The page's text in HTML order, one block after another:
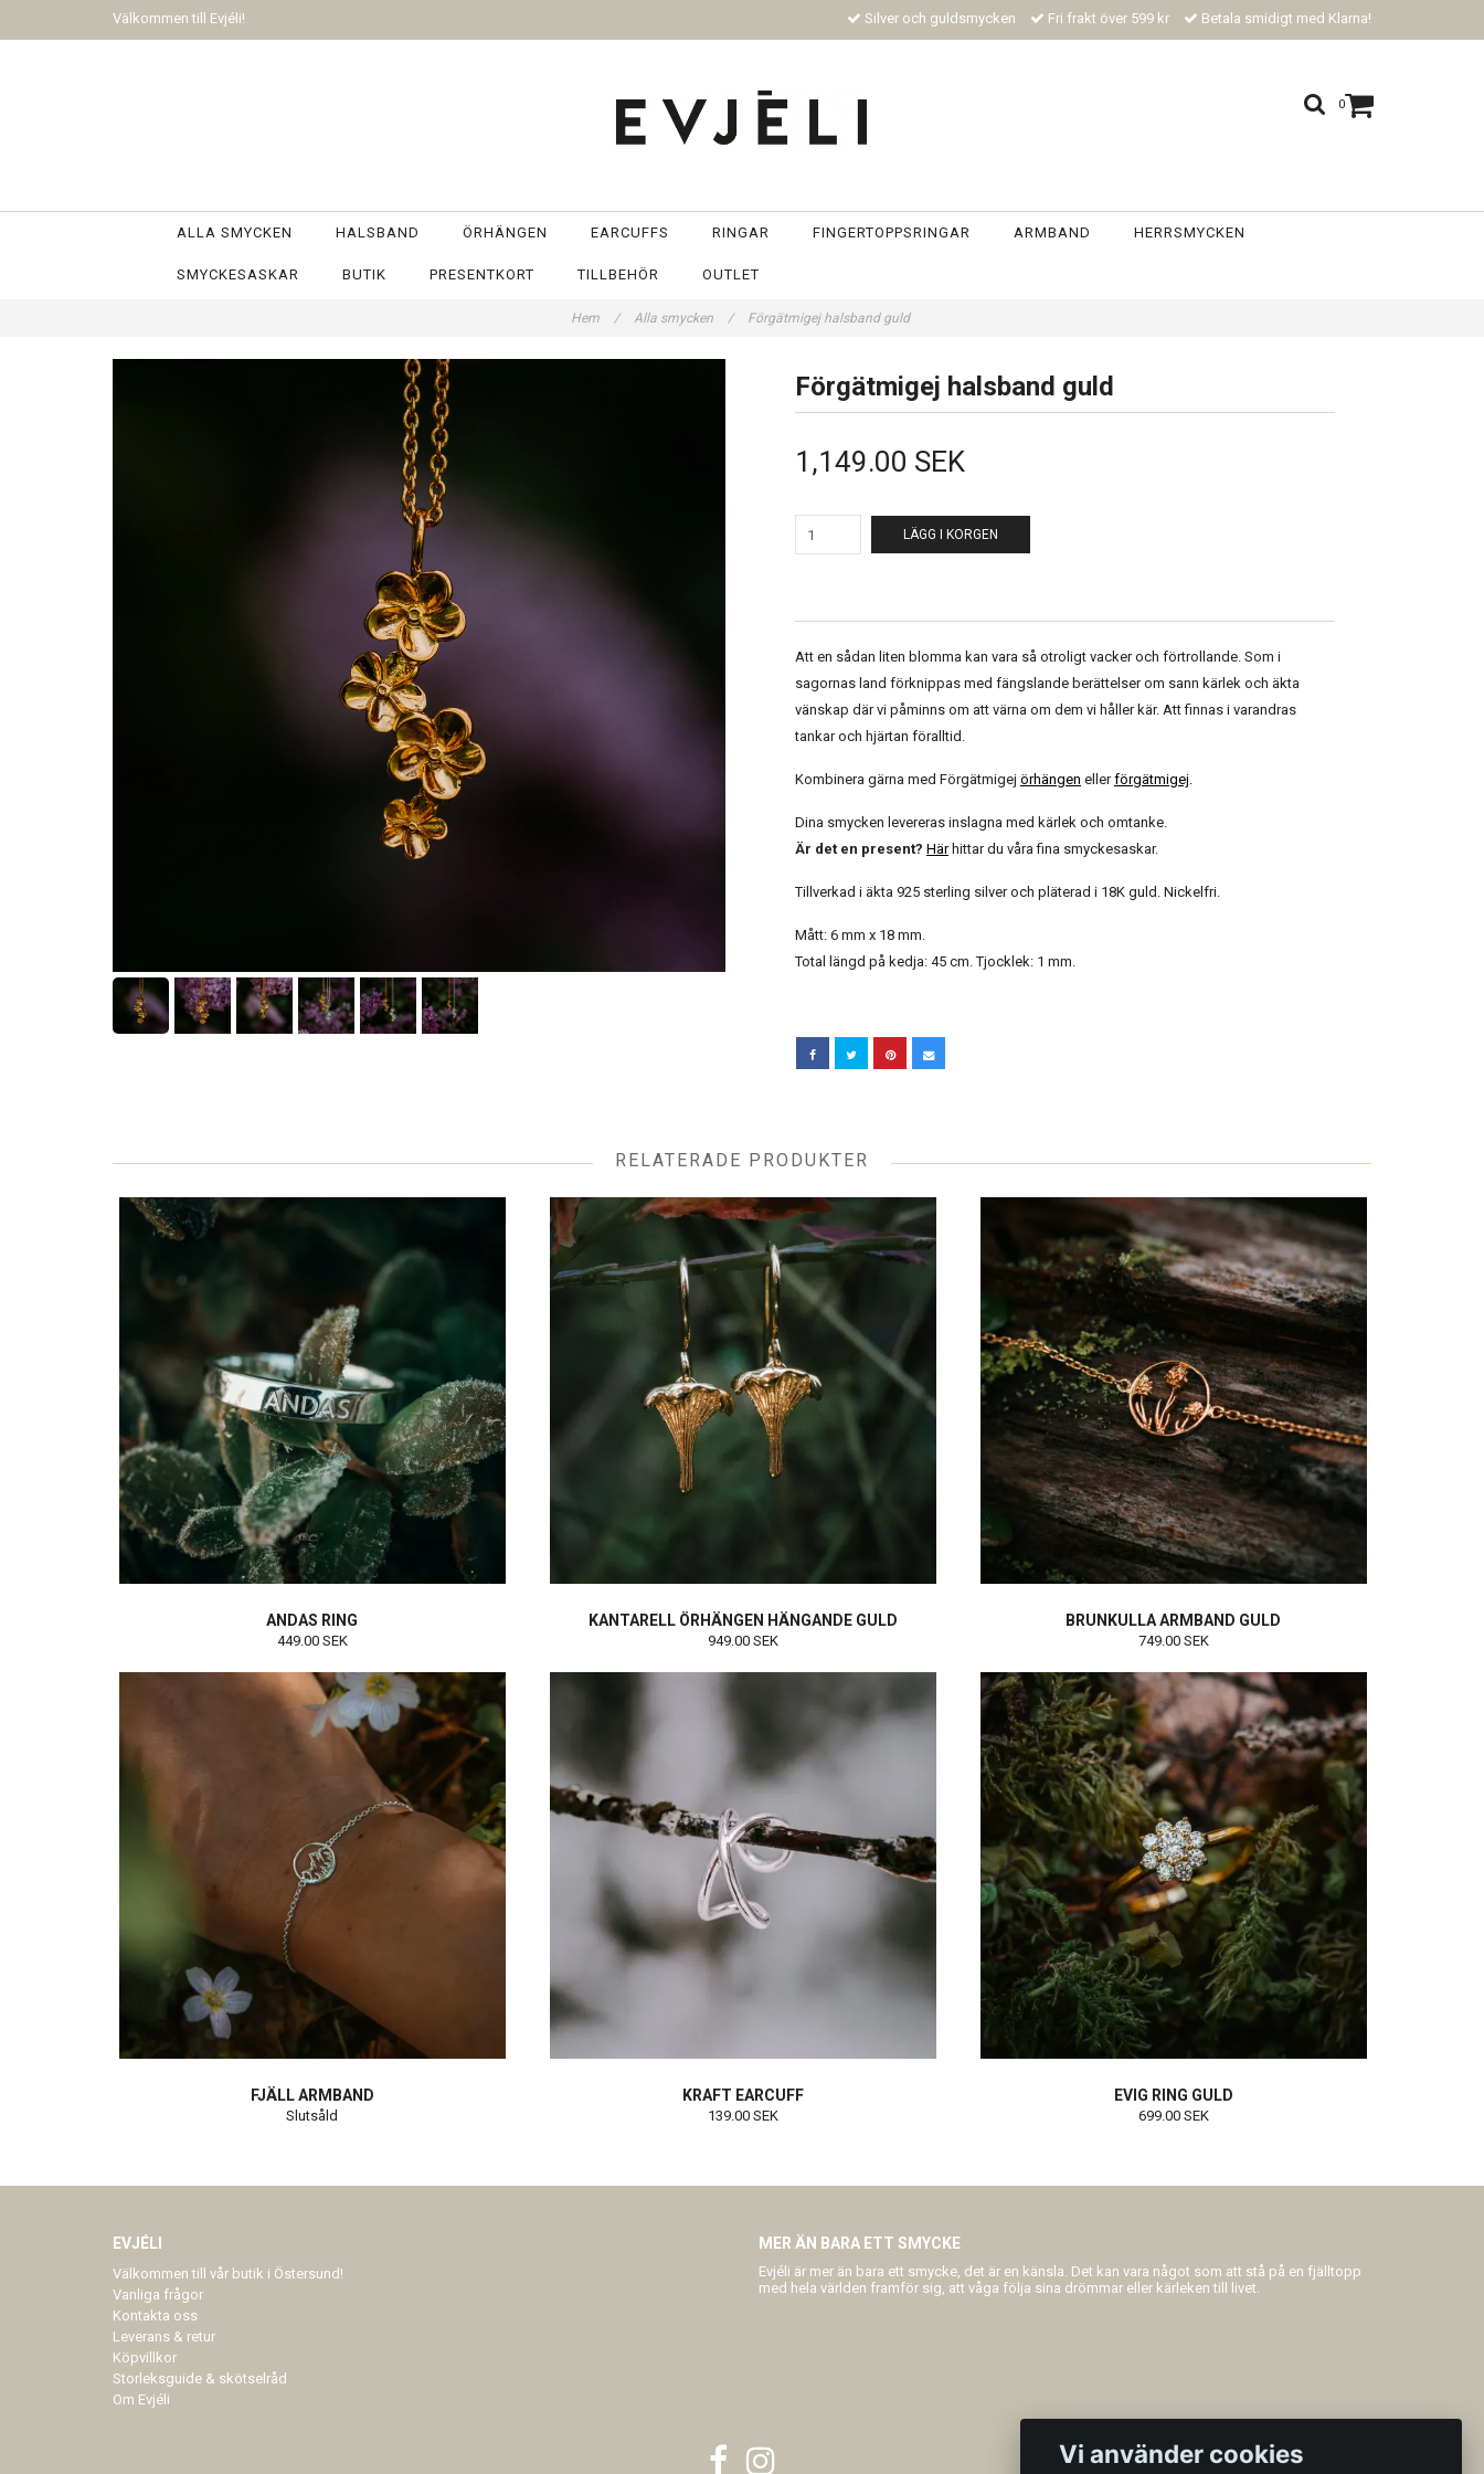
Välkommen till Evjéli! Silver och guldsmycken Fri frakt över 599 kr Betala smidigt med Klarna!
0
ALLA SMYCKEN HALSBAND ÖRHÄNGEN EARCUFFS RINGAR FINGERTOPPSRINGAR ARMBAND HERRSMYCKEN
SMYCKESASKAR BUTIK PRESENTKORT TILLBEHÖR OUTLET
Hem / Alla smycken / Förgätmigej halsband guld
Förgätmigej halsband guld
1,149.00 SEK
LÄGG I KORGEN
Att en sådan liten blomma kan vara så otroligt vacker och förtrollande. Som i
sagornas land förknippas med fängslande berättelser om sann kärlek och äkta
vänskap där vi påminns om att värna om dem vi håller kär. Att finnas i varandras
tankar och hjärtan föralltid.
Kombinera gärna med Förgätmigej örhängen ellerförgätmigej.
Dina smycken levereras inslagna med kärlek och omtanke.
Är det en present? Här hittar du våra fina smyckesaskar.
Tillverkad i äkta 925 sterling silver och pläterad i 18K guld. Nickelfri.
Mått: 6 mm x 18 mm.
Total längd på kedja: 45 cm. Tjocklek: 1 mm.
RELATERADE PRODUKTER
ANDAS RING
449.00 SEK
KANTARELL ÖRHÄNGEN HÄNGANDE GULD
949.00 SEK
BRUNKULLA ARMBAND GULD
749.00 SEK
FJÄLL ARMBAND
Slutsåld
KRAFT EARCUFF
139.00 SEK
EVIG RING GULD
699.00 SEK
EVJÉLI
Välkommen till vår butik i Östersund!
Vanliga frågor
Kontakta oss
Leverans & retur
Köpvillkor
Storleksguide & skötselråd
Om Evjéli
MER ÄN BARA ETT SMYCKE
Evjéli är mer än bara ett smycke, det är en känsla. Det kan vara något som att stå på en fjälltopp
med hela världen framför sig, att våga följa sina drömmar eller kärleken till livet.
Vi använder cookies